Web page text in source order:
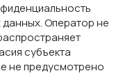
Оператор не
субъекта
не предусмотрено